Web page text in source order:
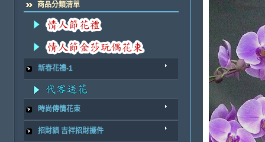
商品分類清單
新春花禮-1
時尚傳情花束
招財貓 吉祥招財擺件